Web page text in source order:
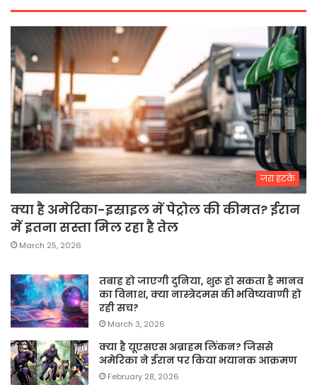
जरा हटके
क्या है अमेरिका-इस्राइल में पेट्रोल की कीमत? ईरान
में इतना सस्ता मिल रहा है तेल
March 25, 2026
तबाह हो जाएगी दुनिया, शुरू हो सकता है मानव
का विनाश, क्या नास्त्रेदमस की भविष्यवाणी हो
रही सच?
March 3, 2026
क्या है यूएसएस अब्राहम लिंकन? जिससे
अमेरिका ने ईरान पर किया भयानक आक्रमण
February 28, 2026